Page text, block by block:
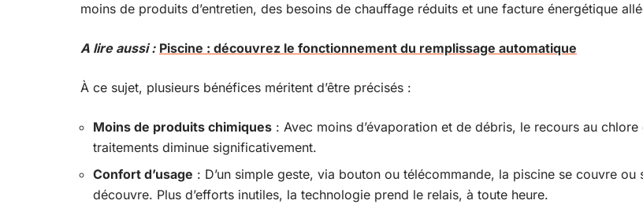
moins de produits d’entretien, des besoins de chauffage réduits et une facture énergétique
A lire aussi : Piscine : découvrez le fonctionnement du remplissage automatique
À ce sujet, plusieurs bénéfices méritent d’être précisés :
Moins de produits chimiques : Avec moins d’évaporation et de débris, le recours au chlore
traitements diminue significativement.
Confort d’usage : D’un simple geste, via bouton ou télécommande, la piscine se couvre ou
découvre. Plus d’efforts inutiles, la technologie prend le relais, à toute heure.